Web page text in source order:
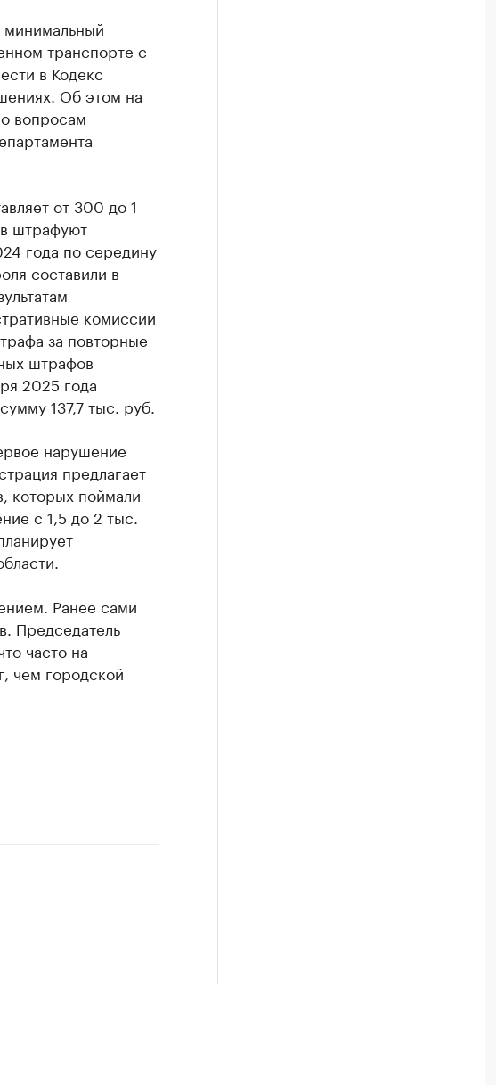
минимальный
транспорте с
в Кодекс
Об этом на
вопросам
от 300 до 1
штрафуют
года по середину
составили в
комиссии
за повторные
штрафов
2025 года
137,7 тыс. руб.
нарушение
предлагает
которых поймали
с 1,5 до 2 тыс.
Ранее сами
Председатель
часто на
чем городской